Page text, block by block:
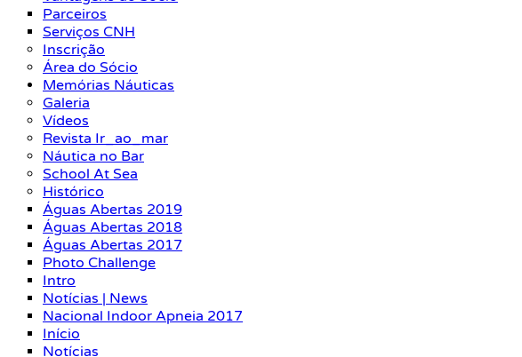
Parceiros
Serviços CNH
Inscrição
Área do Sócio
Memórias Náuticas
Galeria
Vídeos
Revista Ir_ao_mar
Náutica no Bar
School At Sea
Histórico
Águas Abertas 2019
Águas Abertas 2018
Águas Abertas 2017
Photo Challenge
Intro
Notícias | News
Nacional Indoor Apneia 2017
Início
Notícias